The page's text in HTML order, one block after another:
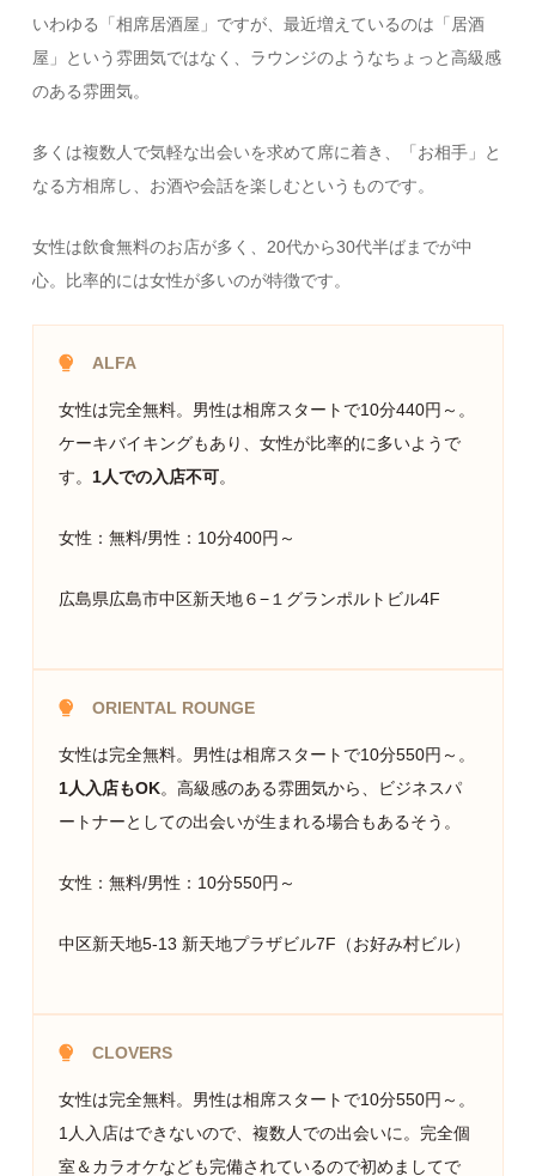
いわゆる「相席居酒屋」ですが、最近増えているのは「居酒
屋」という雰囲気ではなく、ラウンジのようなちょっと高級感
のある雰囲気。
多くは複数人で気軽な出会いを求めて席に着き、「お相手」と
なる方相席し、お酒や会話を楽しむというものです。
女性は飲食無料のお店が多く、20代から30代半ばまでが中
心。比率的には女性が多いのが特徴です。
ALFA
女性は完全無料。男性は相席スタートで10分440円～。
ケーキバイキングもあり、女性が比率的に多いようで
す。 1人での入店不可。
女性：無料/男性：10分400円～
広島県広島市中区新天地６−１グランポルトビル4F
ORIENTAL ROUNGE
女性は完全無料。男性は相席スタートで10分550円～。
1人入店もOK。高級感のある雰囲気から、ビジネスパ
ートナーとしての出会いが生まれる場合もあるそう。
女性：無料/男性：10分550円～
中区新天地5-13 新天地プラザビル7F（お好み村ビル）
CLOVERS
女性は完全無料。男性は相席スタートで10分550円～。
1人入店はできないので、複数人での出会いに。完全個
室＆カラオケなども完備されているので初めましてで